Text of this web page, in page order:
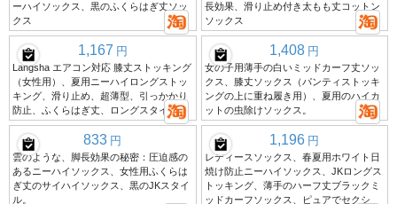
ーハイソックス、黒のふくらはぎ丈ソッ
クス
長効果、滑り止め付き太もも丈コットン
ソックス
1,167 円
Langsha エアコン対応 膝丈ストッキング
（女性用）、夏用ニーハイロングストッ
キング、滑り止め、超薄型、引っかかり
防止、ふくらはぎ丈、ロングスタイル
1,408 円
女の子用薄手の白いミッドカーフ丈ソッ
クス、膝丈ソックス（パンティストッキ
ングの上に重ね履き用）、夏用のハイカ
ットの虫除けソックス。
833 円
雲のような、脚長効果の秘密：圧迫感の
あるニーハイソックス、女性用ふくらは
ぎ丈のサイハイソックス、黒のJKスタイ
ル。
1,196 円
レディースソックス、春夏用ホワイト日
焼け防止ニーハイソックス、JKロングス
トッキング、薄手のハーフ丈ブラックミ
ッドカーフソックス、ピュアでセクシ